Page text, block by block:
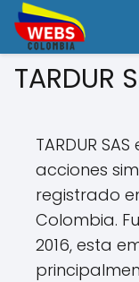
TARDUR
TARDUR
acciones
registrado
Colombia.
2016, esta